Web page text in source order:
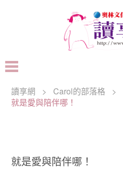
讀享網 > Carol的部落格 >
就是愛與陪伴哪！
就是愛與陪伴哪！